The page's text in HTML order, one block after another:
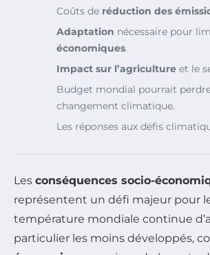
Coûts de réduction des
Adaptation nécessaire pour
économiques.
Impact sur l’agriculture et le
Budget mondial pourrait perdre
changement climatique.
Les réponses aux défis
Les conséquences socio-
représentent un défi majeur pour
température mondiale continue
particulier les moins développés,